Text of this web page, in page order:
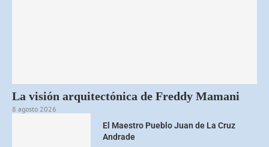
La visión arquitectónica de Freddy Mamani
8 agosto 2026
El Maestro Pueblo Juan de La Cruz
Andrade